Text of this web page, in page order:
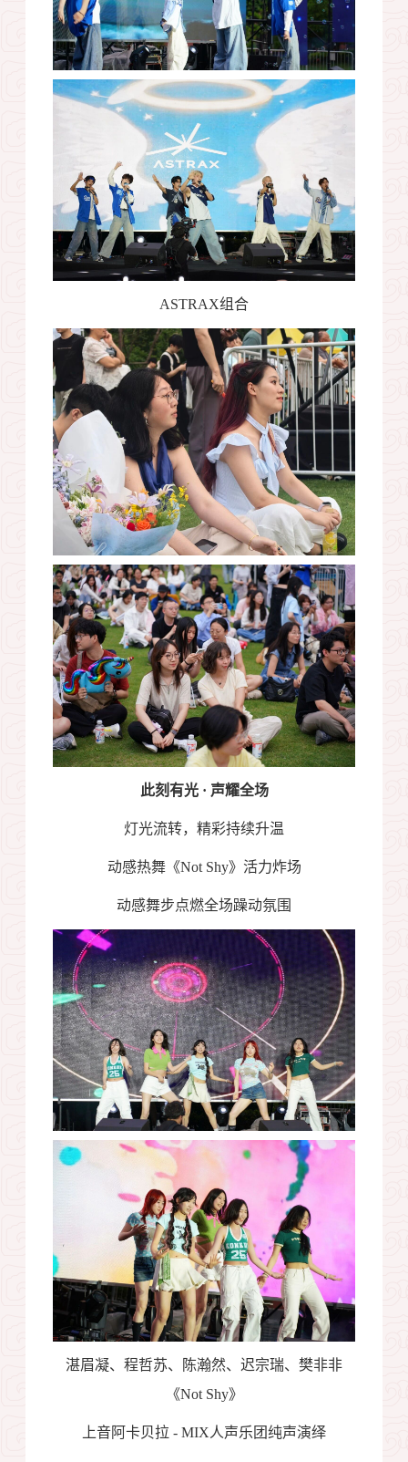
ASTRAX组合
此刻有光 · 声耀全场
灯光流转，精彩持续升温
动感热舞《Not Shy》活力炸场
动感舞步点燃全场躁动氛围
湛眉凝、程哲苏、陈瀚然、迟宗瑞、樊非非
《Not Shy》
上音阿卡贝拉 - MIX人声乐团纯声演绎